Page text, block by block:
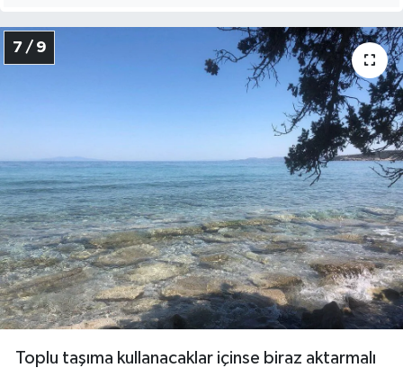
7 / 9
Toplu taşıma kullanacaklar içinse biraz aktarmalı